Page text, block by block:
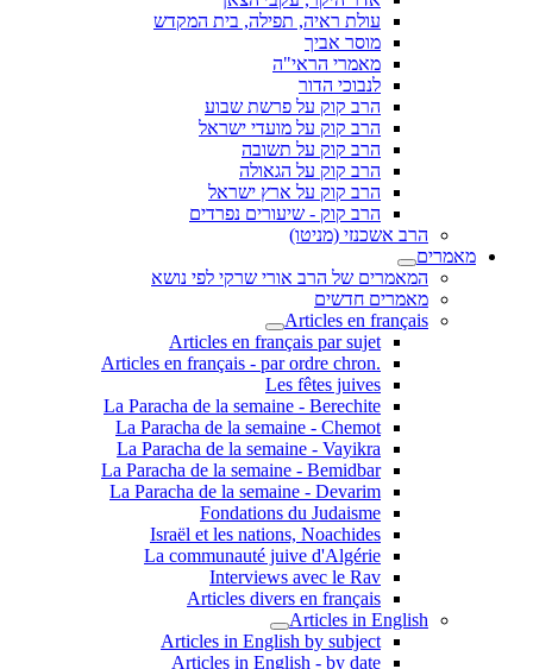
עולת ראיה, תפילה, בית המקדש
מוסר אביך
מאמרי הראי"ה
לנבוכי הדור
הרב קוק על פרשת שבוע
הרב קוק על מועדי ישראל
הרב קוק על תשובה
הרב קוק על הגאולה
הרב קוק על ארץ ישראל
הרב קוק - שיעורים נפרדים
הרב אשכנזי (מניטו)
מאמרים
המאמרים של הרב אורי שרקי לפי נושא
מאמרים חדשים
Articles en français
Articles en français par sujet
.Articles en français - par ordre chron
Les fêtes juives
La Paracha de la semaine - Berechite
La Paracha de la semaine - Chemot
La Paracha de la semaine - Vayikra
La Paracha de la semaine - Bemidbar
La Paracha de la semaine - Devarim
Fondations du Judaisme
Israël et les nations, Noachides
La communauté juive d'Algérie
Interviews avec le Rav
Articles divers en français
Articles in English
Articles in English by subject
Articles in English - by date